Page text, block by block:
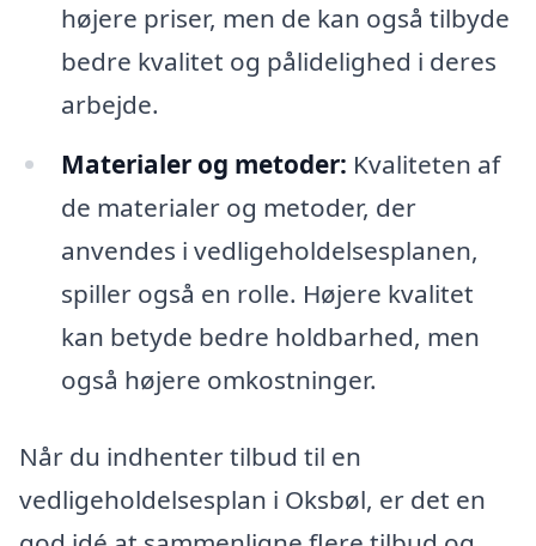
højere priser, men de kan også tilbyde
bedre kvalitet og pålidelighed i deres
arbejde.
Materialer og metoder: Kvaliteten af
de materialer og metoder, der
anvendes i vedligeholdelsesplanen,
spiller også en rolle. Højere kvalitet
kan betyde bedre holdbarhed, men
også højere omkostninger.
Når du indhenter tilbud til en
vedligeholdelsesplan i Oksbøl, er det en